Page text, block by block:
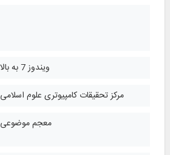
ویندوز 7 به بالا
مرکز تحقیقات کامپیوتری علوم اسلامی
معجم موضوعی